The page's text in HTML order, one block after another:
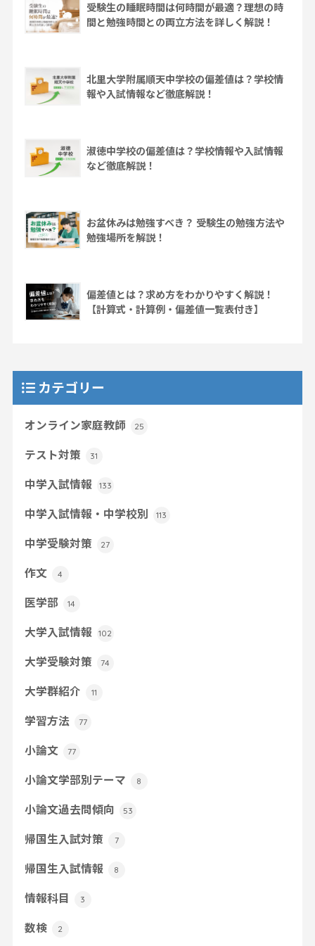
受験生の睡眠時間は何時間が最適？理想の時
間と勉強時間との両立方法を詳しく解説！
北里大学附属順天中学校の偏差値は？学校情
報や入試情報など徹底解説！
淑徳中学校の偏差値は？学校情報や入試情報
など徹底解説！
お盆休みは勉強すべき？ 受験生の勉強方法や
勉強場所を解説！
偏差値とは？求め方をわかりやすく解説！
【計算式・計算例・偏差値一覧表付き】
カテゴリー
オンライン家庭教師 25
テスト対策 31
中学入試情報 133
中学入試情報・中学校別 113
中学受験対策 27
作文 4
医学部 14
大学入試情報 102
大学受験対策 74
大学群紹介 11
学習方法 77
小論文 77
小論文学部別テーマ 8
小論文過去問傾向 53
帰国生入試対策 7
帰国生入試情報 8
情報科目 3
数検 2